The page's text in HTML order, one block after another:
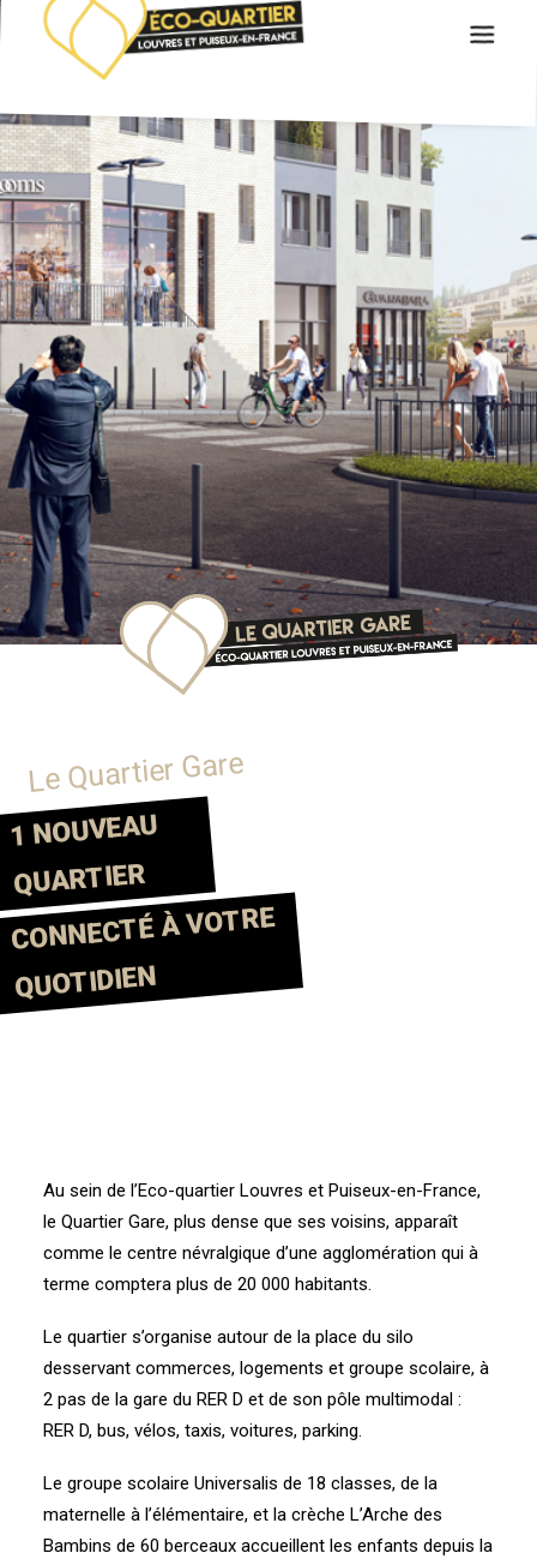
VILLES ET LOCALISATION
ÉCO-QUARTIER
LES 3 QUARTIERS
LES RÉSIDENCES
ACTUALITÉS
Le Quartier Gare
1 NOUVEAU
QUARTIER
CONNECTÉ À VOTRE
QUOTIDIEN
Au sein de l’Eco-quartier Louvres et Puiseux-en-France,
le Quartier Gare, plus dense que ses voisins, apparaît
comme le centre névralgique d’une agglomération qui à
terme comptera plus de 20 000 habitants.
Le quartier s’organise autour de la place du silo
desservant commerces, logements et groupe scolaire, à
2 pas de la gare du RER D et de son pôle multimodal :
RER D, bus, vélos, taxis, voitures, parking.
Le groupe scolaire Universalis de 18 classes, de la
maternelle à l’élémentaire, et la crèche L’Arche des
Bambins de 60 berceaux accueillent les enfants depuis la